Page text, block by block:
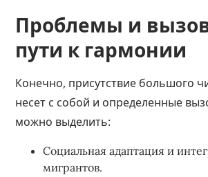
Проблемы и
пути к гармонии
Конечно, присутствие большого
несет с собой и определенные
можно выделить:
Социальная адаптация и
мигрантов.